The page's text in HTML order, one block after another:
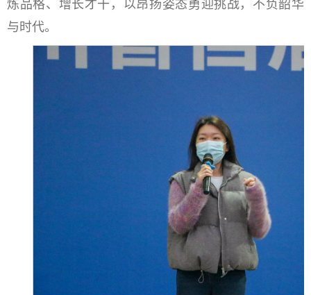
炼品格、增长才干，以昂扬姿态勇迎挑战，不负韶华
与时代。